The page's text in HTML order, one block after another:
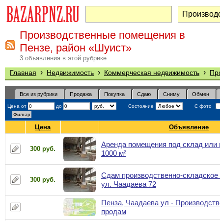
Производственные помещения в
Пензе, район «Шуист»
3 объявления в этой рубрике
Главная › Недвижимость › Коммерческая недвижимость ›
Все из рубрики Продажа Покупка Сдаю Сниму Обмен
Цена от до Состояние С фото
Цена Объявление
300 руб.
Аренда помещения под склад или
1000 м²
300 руб.
Сдам производственно-
ул. Чаадаева 72
Пенза, Чаадаева ул -
продам